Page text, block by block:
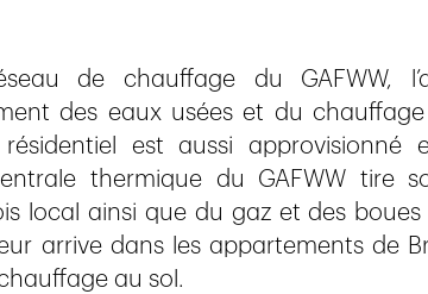
de chauffage du GAFWW,
des eaux usées et du
résidentiel est aussi approvisionné
thermique du GAFWW tire
local ainsi que du gaz et des
arrive dans les appartements de
au sol.